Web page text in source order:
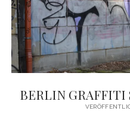
BERLIN GRAFFITI